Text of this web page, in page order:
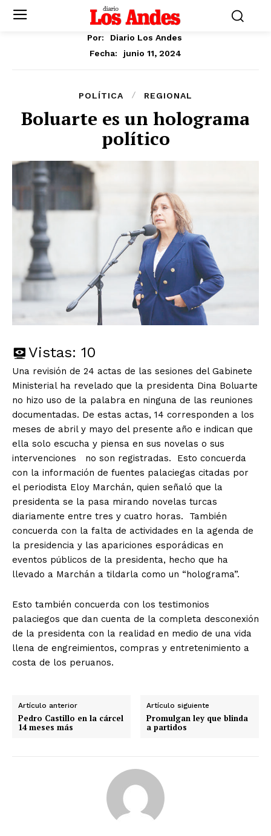
Por:
Diario Los Andes
Fecha:
junio 11, 2024
POLÍTICA REGIONAL
Boluarte es un holograma
político
Vistas: 10
Una revisión de 24 actas de las sesiones del Gabinete
Ministerial ha revelado que la presidenta Dina Boluarte
no hizo uso de la palabra en ninguna de las reuniones
documentadas. De estas actas, 14 corresponden a los
meses de abril y mayo del presente año e indican que
ella solo escucha y piensa en sus novelas o sus
intervenciones no son registradas. Esto concuerda
con la información de fuentes palaciegas citadas por
el periodista Eloy Marchán, quien señaló que la
presidenta se la pasa mirando novelas turcas
diariamente entre tres y cuatro horas. También
concuerda con la falta de actividades en la agenda de
la presidencia y las apariciones esporádicas en
eventos públicos de la presidenta, hecho que ha
llevado a Marchán a tildarla como un “holograma”.
Esto también concuerda con los testimonios
palaciegos que dan cuenta de la completa desconexión
de la presidenta con la realidad en medio de una vida
llena de engreimientos, compras y entretenimiento a
costa de los peruanos.
Artículo anterior
Pedro Castillo en la cárcel
14 meses más
Artículo siguiente
Promulgan ley que blinda
a partidos